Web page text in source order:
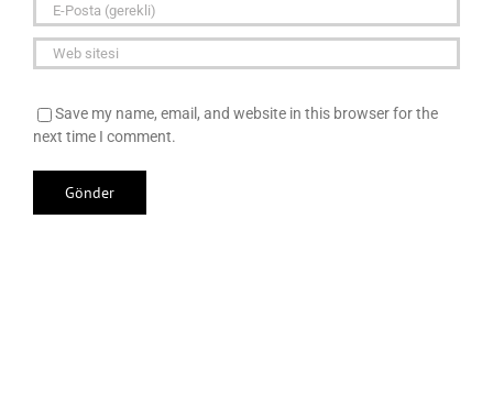
Save my name, email, and website in this browser for the
next time I comment.